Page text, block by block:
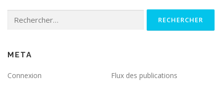
META
Connexion
Flux des publications